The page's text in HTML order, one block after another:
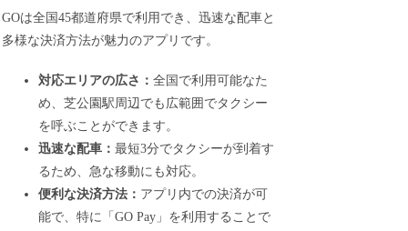
GOは全国45都道府県で利用でき、迅速な配車と
多様な決済方法が魅力のアプリです。
対応エリアの広さ：全国で利用可能なた
め、芝公園駅周辺でも広範囲でタクシー
を呼ぶことができます。
迅速な配車：最短3分でタクシーが到着す
るため、急な移動にも対応。
便利な決済方法： アプリ内での決済が可
能で、特に「GO Pay」を利用することで